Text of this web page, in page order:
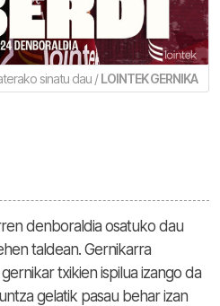
sinatu dau /LOINTEK GERNIKA
denboraldia osatuko dau
taldean. Gernikarra
txikien ispilua izango da
gelatik pasau behar izan